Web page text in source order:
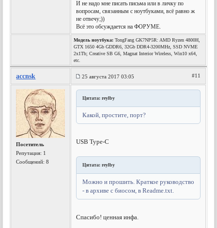
И не надо мне писать письма или в личку по
вопросам, связанным с ноутбуками, всё равно ж
не отвечу;))
Всё это обсуждается на ФОРУМЕ.
Модель ноутбука: TongFang GK7NP5R: AMD Ryzen 4800H,
GTX 1650 4Gb GDDR6, 32Gb DDR4-3200MHz, SSD NVME
2x1Tb; Creative SB G6, Magnat Interior Wireless, Win10 x64,
etc.
accnsk 25 августа 2017 03:05 #11
Посетитель
Репутация: 1
Сообщений: 8
Цитата: reylby
Какой, простите, порт?
USB Type-C
Цитата: reylby
Можно и прошить. Краткое руководство
- в архиве с биосом, в Readme.txt.
Спасибо! ценная инфа.